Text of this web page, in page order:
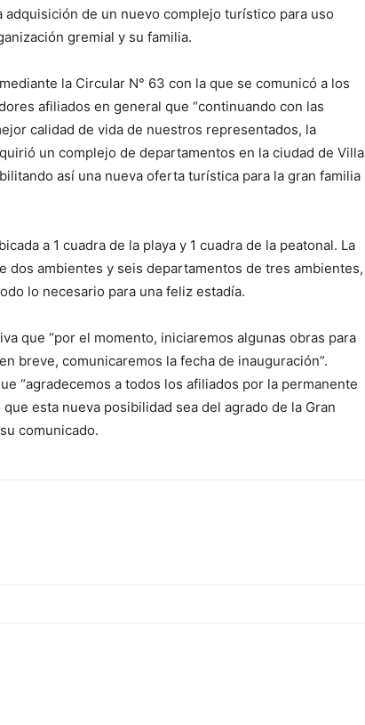
de un nuevo complejo turístico para uso
gremial y su familia.
la Circular N° 63 con la que se comunicó a los
afiliados en general que “continuando con las
calidad de vida de nuestros representados, la
un complejo de departamentos en la ciudad de Villa
así una nueva oferta turística para la gran familia
a 1 cuadra de la playa y 1 cuadra de la peatonal. La
dos ambientes y seis departamentos de tres ambientes,
lo necesario para una feliz estadía.
que “por el momento, iniciaremos algunas obras para
breve, comunicaremos la fecha de inauguración”.
“agradecemos a todos los afiliados por la permanente
esta nueva posibilidad sea del agrado de la Gran
comunicado.